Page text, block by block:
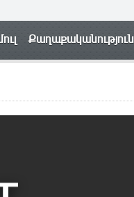
Քաղաքականություն